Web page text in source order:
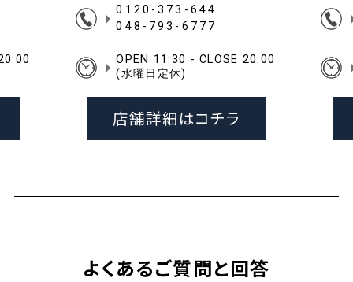
0120-373-644
048-793-6777
OPEN 11:30 - CLOSE 20:00
(水曜日定休)
店舗詳細はコチラ
よくあるご質問と回答